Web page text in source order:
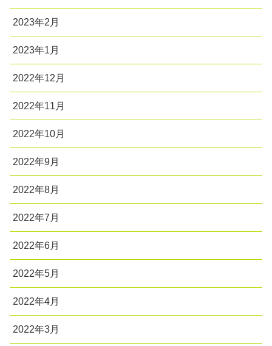
2023年2月
2023年1月
2022年12月
2022年11月
2022年10月
2022年9月
2022年8月
2022年7月
2022年6月
2022年5月
2022年4月
2022年3月